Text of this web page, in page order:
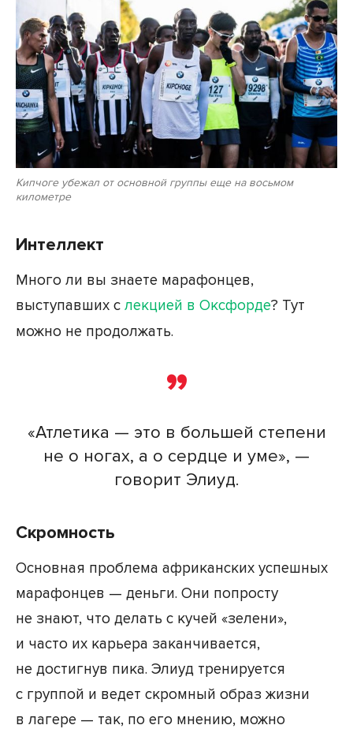
Кипчоге убежал от основной группы еще на восьмом
километре
Интеллект
Много ли вы знаете марафонцев,
выступавших с лекцией в Оксфорде? Тут
можно не продолжать.
«Атлетика — это в большей степени
не о ногах, а о сердце и уме», —
говорит Элиуд.
Скромность
Основная проблема африканских успешных
марафонцев — деньги. Они попросту
не знают, что делать с кучей «зелени»,
и часто их карьера заканчивается,
не достигнув пика. Элиуд тренируется
с группой и ведет скромный образ жизни
в лагере — так, по его мнению, можно